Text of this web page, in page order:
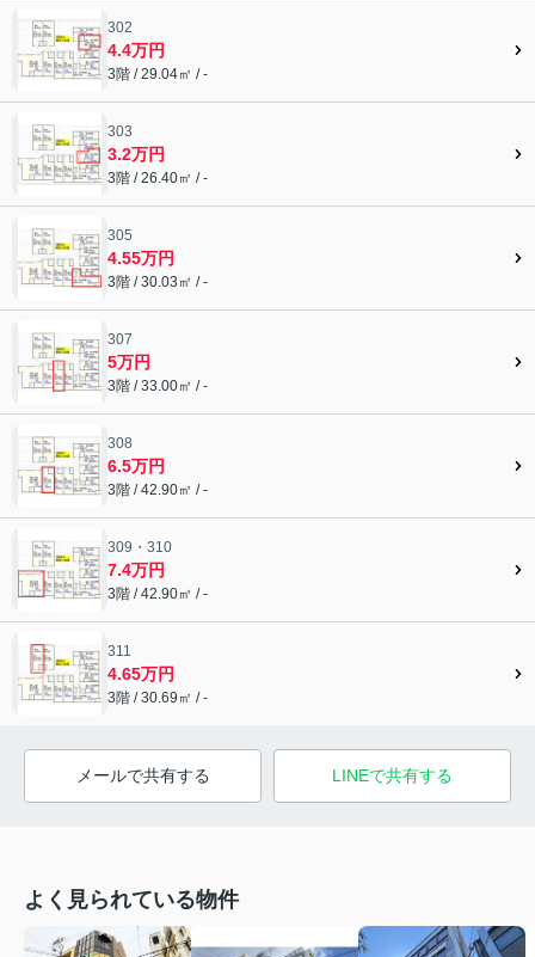
302
4.4万円
3階 / 29.04㎡ / -
303
3.2万円
3階 / 26.40㎡ / -
305
4.55万円
3階 / 30.03㎡ / -
307
5万円
3階 / 33.00㎡ / -
308
6.5万円
3階 / 42.90㎡ / -
309・310
7.4万円
3階 / 42.90㎡ / -
311
4.65万円
3階 / 30.69㎡ / -
メールで共有する LINEで共有する
よく見られている物件